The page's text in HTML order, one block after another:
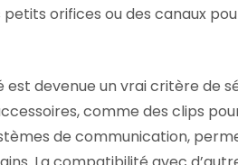
orifices ou des canaux
devenue un vrai critère de
comme des clips
de communication,